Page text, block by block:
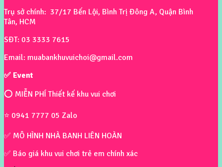
Trụ sở chính: 37/17 Bến Lội, Bình Trị Đông A, Quận Bình
Tân, HCM
SĐT: 03 3333 7615
Email: muabankhuvuichoi@gmail.com
✅ Event
⭕ MIỄN PHÍ Thiết kế khu vui chơi
⭐ 0941 7777 05 Zalo
✅ MÔ HÌNH NHÀ BANH LIÊN HOÀN
✅ Báo giá khu vui chơi trẻ em chính xác